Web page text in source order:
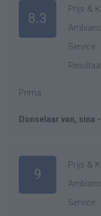
8.3
Prijs &
Service
Prima
Donselaar van, sina
9
Prijs &
Service